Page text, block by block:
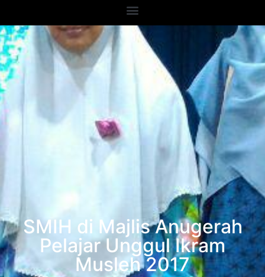
SMIH di Majlis Anugerah
Pelajar Unggul Ikram
Musleh 2017